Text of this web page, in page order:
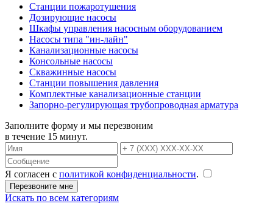
Станции пожаротушения
Дозирующие насосы
Шкафы управления насосным оборудованием
Насосы типа "ин-лайн"
Канализационные насосы
Консольные насосы
Скважинные насосы
Станции повышения давления
Комплектные канализационные станции
Запорно-регулирующая трубопроводная арматура
Заполните форму и мы перезвоним
в течение 15 минут.
Я согласен с политикой конфиденциальности.
Искать по всем категориям